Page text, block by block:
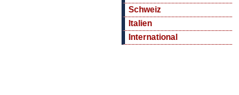
Schweiz
Italien
International